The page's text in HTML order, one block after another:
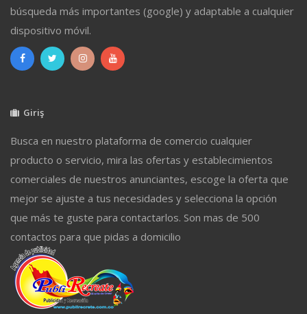
búsqueda más importantes (google) y adaptable a cualquier
dispositivo móvil.
Giriş
Busca en nuestro plataforma de comercio cualquier
producto o servicio, mira las ofertas y establecimientos
comerciales de nuestros anunciantes, escoge la oferta que
mejor se ajuste a tus necesidades y selecciona la opción
que más te guste para contactarlos. Son mas de 500
contactos para que pidas a domicilio